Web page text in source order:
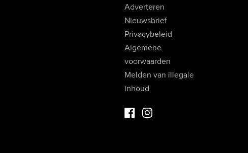
Adverteren
Nieuwsbrief
Privacybeleid
Algemene
voorwaarden
Melden van illegale
inhoud
Facebook Luxevastgoed
Instagram Luxevastgoed